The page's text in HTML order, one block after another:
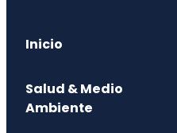
Inicio
Salud & Medio
Ambiente